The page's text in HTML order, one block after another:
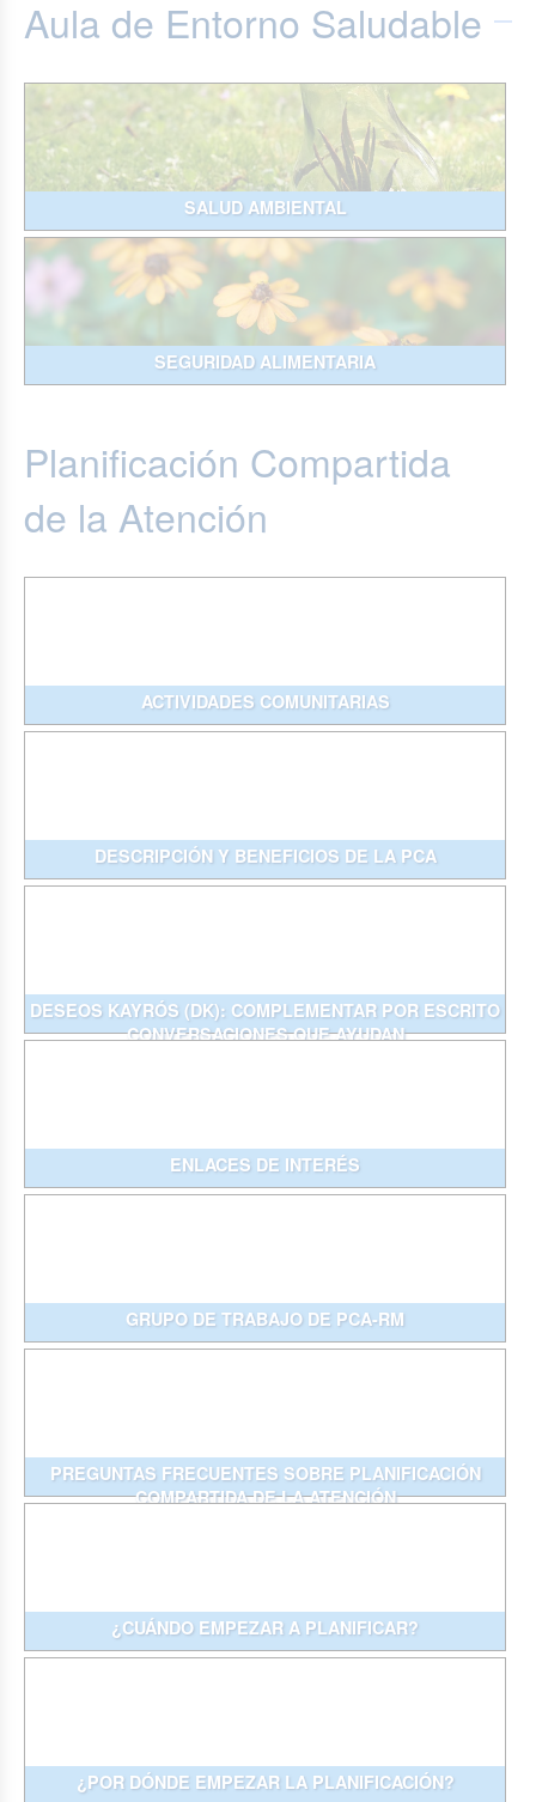
Aula de Entorno Saludable
SALUD AMBIENTAL
SEGURIDAD ALIMENTARIA
Planificación Compartida
de la Atención
ACTIVIDADES COMUNITARIAS
DESCRIPCIÓN Y BENEFICIOS DE LA PCA
DESEOS KAYRÓS (DK): COMPLEMENTAR POR ESCRITO
CONVERSACIONES QUE AYUDAN
ENLACES DE INTERÉS
GRUPO DE TRABAJO DE PCA-RM
PREGUNTAS FRECUENTES SOBRE PLANIFICACIÓN
COMPARTIDA DE LA ATENCIÓN
¿CUÁNDO EMPEZAR A PLANIFICAR?
¿POR DÓNDE EMPEZAR LA PLANIFICACIÓN?